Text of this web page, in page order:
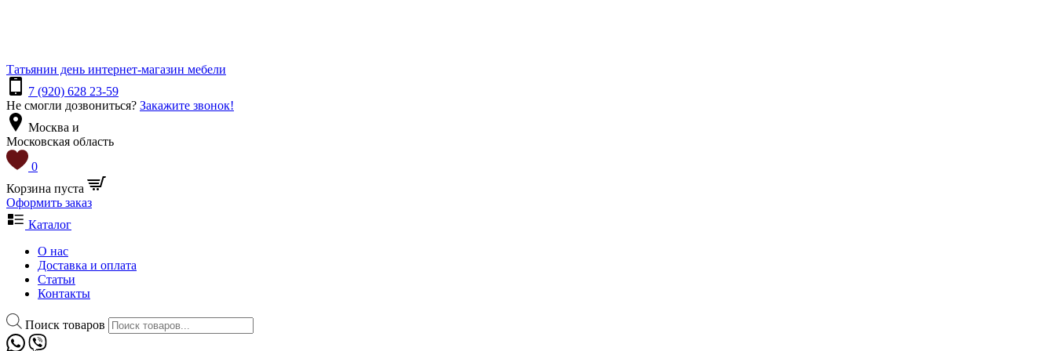
Татьянин день интернет-магазин мебели
7 (920) 628 23-59
Не смогли дозвониться? Закажите звонок!
Москва и
Московская область
0
Корзина пуста
Оформить заказ
Каталог
О нас
Доставка и оплата
Статьи
Контакты
Поиск товаров